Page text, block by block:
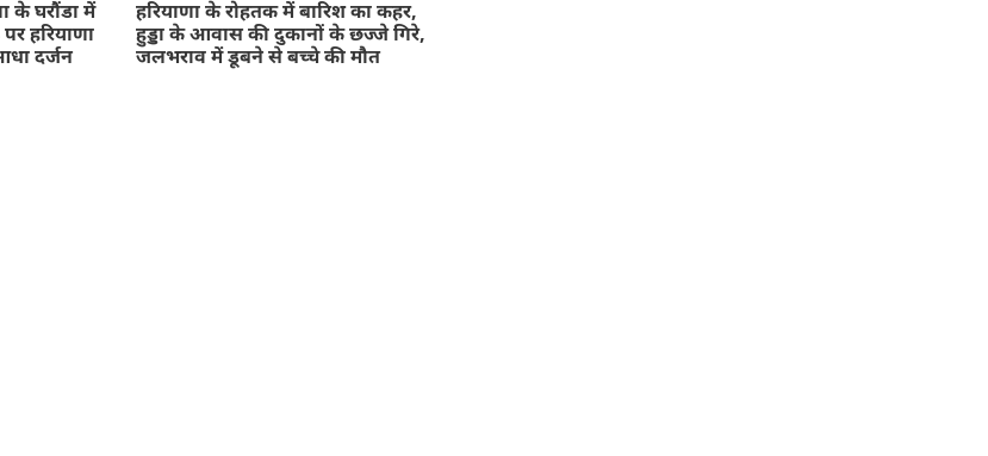
के घरौंडा में
हरियाणा
दर्जन
हरियाणा के रोहतक में बारिश का कहर,
हुड्डा के आवास की दुकानों के छज्जे गिरे,
जलभराव में डूबने से बच्चे की मौत